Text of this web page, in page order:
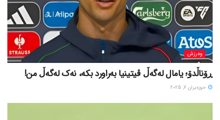
وەرزش
ڕۆناڵدۆ؛ یامال لەگەڵ ڤیتینیا بەراورد بکە، نەک لەگەڵ من!
حوزه‌یران 7, 2025